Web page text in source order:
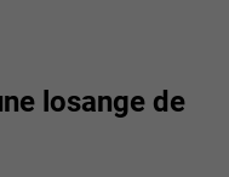
losange de